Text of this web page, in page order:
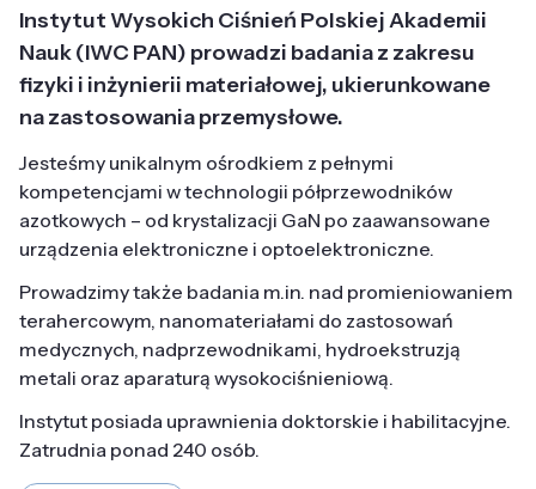
Instytut Wysokich Ciśnień Polskiej Akademii
Nauk (IWC PAN) prowadzi badania z zakresu
fizyki i inżynierii materiałowej, ukierunkowane
na zastosowania przemysłowe.
Jesteśmy unikalnym ośrodkiem z pełnymi
kompetencjami w technologii półprzewodników
azotkowych – od krystalizacji GaN po zaawansowane
urządzenia elektroniczne i optoelektroniczne.
Prowadzimy także badania m.in. nad promieniowaniem
terahercowym, nanomateriałami do zastosowań
medycznych, nadprzewodnikami, hydroekstruzją
metali oraz aparaturą wysokociśnieniową.
Instytut posiada uprawnienia doktorskie i habilitacyjne.
Zatrudnia ponad 240 osób.